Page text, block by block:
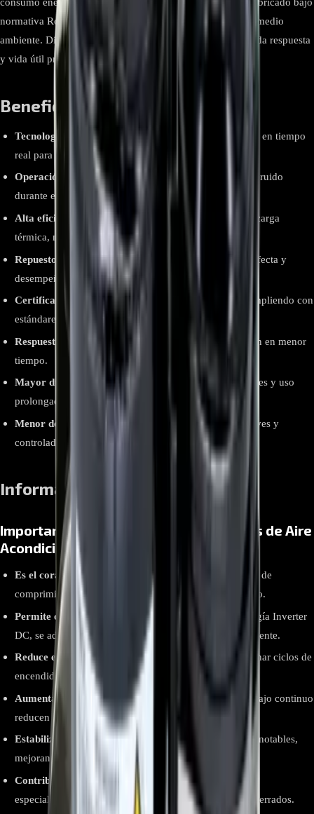
normativa RoHS, es seguro, confiable y respetuoso con el medio
ambiente. Diseñado para ofrecer operación silenciosa, rápida respuesta
y vida útil prolongada en condiciones exigentes.
Beneficios clave y ventajas:
Tecnología Inverter DC
: regula la velocidad de trabajo en tiempo
real para un mayor ahorro energético.
Operación silenciosa
: diseño optimizado que reduce el ruido
durante el funcionamiento continuo.
Alta eficiencia energética
: ajusta su potencia según la carga
térmica, minimizando el consumo eléctrico.
Repuesto original Midea: garantiza compatibilidad perfecta y
desempeño confiable.
Certificación RoHS
: libre de sustancias peligrosas, cumpliendo con
estándares internacionales ambientales.
Respuesta rápida
: enfría o calienta con mayor precisión en menor
tiempo.
Mayor durabilidad
: diseñado para condiciones exigentes y uso
prolongado sin pérdida de rendimiento.
Menor desgaste mecánico
: gracias a los arranques suaves y
controlados que evita picos de voltaje.
Información relevante
Importancia del Compresor en Sistemas de Aire
Acondicionado
Es el corazón del sistema de climatización
: se encarga de
comprimir el gas refrigerante y mantener el flujo térmico.
Permite climatización inteligente
: gracias a su tecnología Inverter
DC, se adapta en tiempo real a las necesidades del ambiente.
Reduce el consumo energético hasta un 40%
: al eliminar ciclos de
encendido/apagado frecuentes.
Aumenta la vida útil del equipo
: menor esfuerzo y trabajo continuo
reducen el desgaste interno.
Estabiliza la temperatura ambiente
: sin fluctuaciones notables,
mejorando el confort del usuario.
Contribuye al funcionamiento silencioso del sistema
especialmente en espacios residenciales o comerciales cerrados.